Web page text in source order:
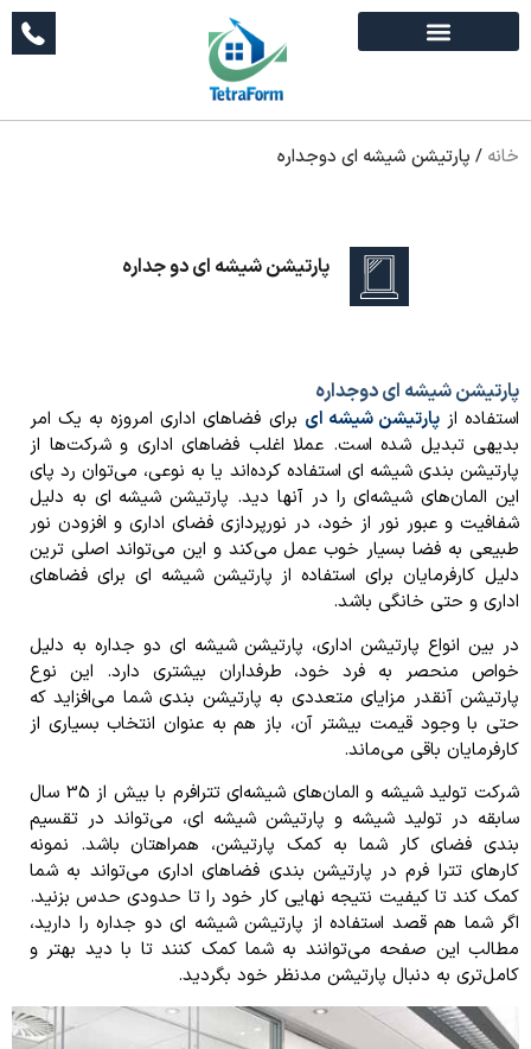
خانه / پارتیشن شیشه ای دوجداره
پارتیشن شیشه ای دو جداره
پارتیشن شیشه ای دوجداره
استفاده ازپارتیشن شیشه ای برای فضاهای اداری امروزه به یک امر
بدیهی تبدیل شده است. عملا اغلب فضاهای اداری و شرکت‌ها از
پارتیشن بندی شیشه ای استفاده کرده‌اند یا به نوعی، می‌توان رد پای
این المان‌های شیشه‌ای را در آنها دید. پارتیشن شیشه ای به دلیل
شفافیت و عبور نور از خود، در نورپردازی فضای اداری و افزودن نور
طبیعی به فضا بسیار خوب عمل می‌کند و این می‌تواند اصلی‌ ترین
دلیل کارفرمایان برای استفاده از پارتیشن شیشه ای برای فضاهای
اداری و حتی خانگی باشد.
در بین انواع پارتیشن اداری، پارتیشن شیشه ای دو جداره به دلیل
خواص منحصر به فرد خود، طرفداران بیشتری دارد. این نوع
پارتیشن آنقدر مزایای متعددی به پارتیشن بندی شما می‌افزاید که
حتی با وجود قیمت بیشتر آن، باز هم به عنوان انتخاب بسیاری از
کارفرمایان باقی می‌ماند.
شرکت تولید شیشه و المان‌های شیشه‌ای تترافرم با بیش از 35 سال
سابقه در تولید شیشه و پارتیشن شیشه ای، می‌تواند در تقسیم‌
بندی فضای کار شما به کمک پارتیشن، همراهتان باشد. نمونه
کارهای تترا فرم در پارتیشن بندی فضاهای اداری می‌تواند به شما
کمک کند تا کیفیت نتیجه نهایی کار خود را تا حدودی حدس بزنید.
اگر شما هم قصد استفاده از پارتیشن شیشه ای دو جداره را دارید،
مطالب این صفحه می‌توانند به شما کمک کنند تا با دید بهتر و
کامل‌تری به دنبال پارتیشن مدنظر خود بگردید.